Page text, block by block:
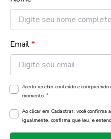
Email*
Aceito receber conteúdo e
momento. *
Ao clicar em Cadastrar, você confirma
igualmente, confirma que leu, e